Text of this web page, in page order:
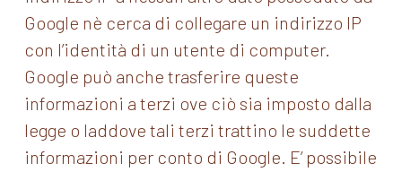
Google nè cerca di collegare un indirizzo IP
con l’identità di un utente di computer.
Google può anche trasferire queste
informazioni a terzi ove ciò sia imposto dalla
legge o laddove tali terzi trattino le suddette
informazioni per conto di Google. E’ possibile